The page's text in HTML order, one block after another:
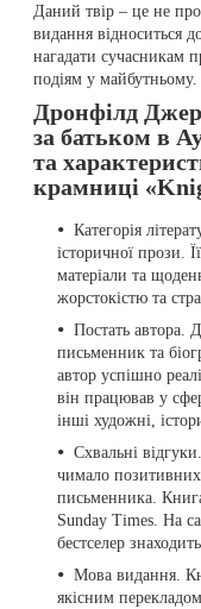
Даний твір – це не
видання відноситься
нагадати сучасникам
подіям у
Дронфілд
за батьком в
та
крамниці
Категорія
історичної прози.
матеріали та
жорстокістю та
Постать автора.
письменник та
автор успішно
він працював у
інші художні,
Схвальні
чимало позитивних
письменника.
Sunday Times. На
бестселер
Мова видання.
якісним